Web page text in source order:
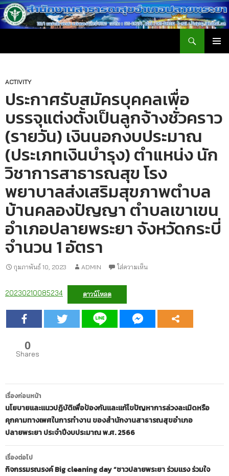
เนื้อหา
ACTIVITY
ประกาศรับสมัครบุคคลเพื่อ
บรรจุแต่งตั้งเป็นลูกจ้างชั่วคราว
(รายวัน) เงินนอกงบประมาณ
(ประเภทเงินบำรุง) ตำแหน่ง นัก
วิชาการสาธารณสุข โรง
พยาบาลส่งเสริมสุขภาพตำบล
บ้านคลองปัญญา ตำบลเขาเขน
อำเภอปลายพระยา จังหวัดกระบี่
จำนวน 1 อัตรา
กุมภาพันธ์ 10, 2023 ADMIN ใส่ความเห็น
20230210085234 ดาวน์โหลด
0
Shares
เมนู
นำทาง
เรื่อง
เรื่องก่อนหน้า
นโยบายและแนวปฏิบัติเพื่อป้องกันและแก้ไขปัญหาการล่วงละเมิดหรือ
คุกคามทางเพศในการทำงาน ของสำนักงานสาธารณสุขอำเภอ
ปลายพระยา ประจำปีงบประมาณ พ.ศ. 2566
เรื่องต่อไป
กิจกรรมรณรงค์ Big cleaning day “ชาวปลายพระยา ร่วมแรง ร่วมใจ